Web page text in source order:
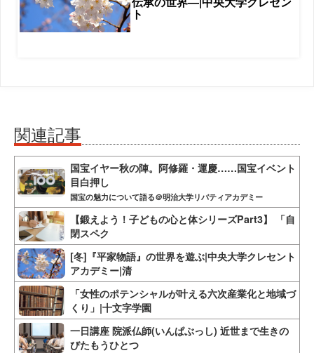
ト
関連記事
国宝イヤー秋の陣。阿修羅・運慶……国宝イベント
目白押し
国宝の魅力について語る＠明治大学リバティアカデミー
【鍛えよう！子どもの心と体シリーズPart3】 「自
閉スペク
[冬]『平家物語』の世界を遊ぶ|中央大学クレセント
アカデミー|清
「女性のポテンシャルが叶える六次産業化と地域づ
くり」|十文字学園
一日講座 院派仏師(いんぱぶっし) 近世まで生きの
びたもうひとつ